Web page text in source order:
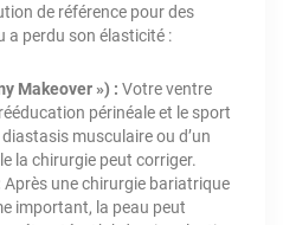
de référence pour des
a perdu son élasticité :
Makeover ») : Votre ventre
périnéale et le sport
diastasis musculaire ou d’un
la chirurgie peut corriger.
Après une chirurgie bariatrique
important, la peau peut